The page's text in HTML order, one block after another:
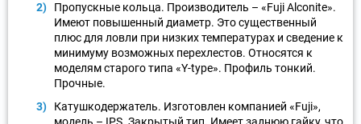
Пропускные кольца. Производитель – «Fuji Alconite».
Имеют повышенный диаметр. Это существенный
плюс для ловли при низких температурах и сведение к
минимуму возможных перехлестов. Относятся к
моделям старого типа «Y-type». Профиль тонкий.
Прочные.
Катушкодержатель. Изготовлен компанией «Fuji»,